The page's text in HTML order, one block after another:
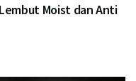
Moist dan Anti